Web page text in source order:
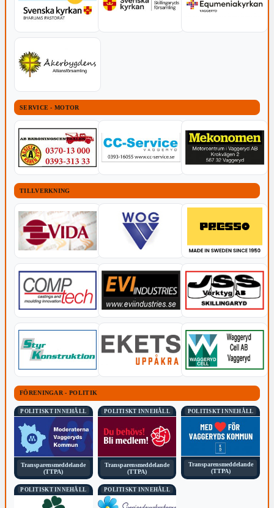
SERVICE - MOTOR
TILLVERKNING
FÖRENINGAR - POLITIK
POLITISKT INNEHÅLL
Transparensmeddelande
(TTPA)
POLITISKT INNEHÅLL
Transparensmeddelande
(TTPA)
POLITISKT INNEHÅLL
Transparensmeddelande
(TTPA)
POLITISKT INNEHÅLL POLITISKT INNEHÅLL